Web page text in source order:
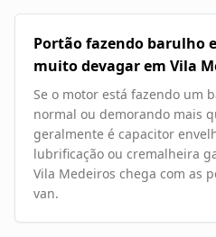
Portão fazendo barulho
muito devagar em Vila
Se o motor está fazendo um
normal ou demorando mais
geralmente é capacitor
lubrificação ou cremalheira
Vila Medeiros chega com as
van.